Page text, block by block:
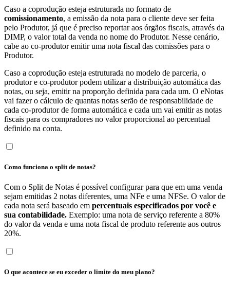
Caso a coprodução esteja estruturada no formato de
comissionamento, a emissão da nota para o cliente deve ser feita
pelo Produtor, já que é preciso reportar aos órgãos fiscais, através da
DIMP, o valor total da venda no nome do Produtor. Nesse cenário,
cabe ao co-produtor emitir uma nota fiscal das comissões para o
Produtor.
Caso a coprodução esteja estruturada no modelo de parceria, o
produtor e co-produtor podem utilizar a distribuição automática das
notas, ou seja, emitir na proporção definida para cada um. O eNotas
vai fazer o cálculo de quantas notas serão de responsabilidade de
cada co-produtor de forma automática e cada um vai emitir as notas
fiscais para os compradores no valor proporcional ao percentual
definido na conta.
Como funciona o split de notas?
Com o Split de Notas é possível configurar para que em uma venda
sejam emitidas 2 notas diferentes, uma NFe e uma NFSe. O valor de
cada nota será baseado em percentuais especificados por você e
sua contabilidade. Exemplo: uma nota de serviço referente a 80%
do valor da venda e uma nota fiscal de produto referente aos outros
20%.
O que acontece se eu exceder o limite do meu plano?